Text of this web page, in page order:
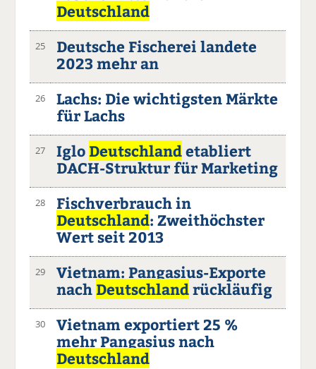
Deutschland
25
Deutsche Fischerei landete
2023 mehr an
26
Lachs: Die wichtigsten Märkte
für Lachs
27 Iglo Deutschlandetabliert
DACH-Struktur für Marketing
28
Fischverbrauch in
Deutschland: Zweithöchster
Wert seit 2013
29
Vietnam: Pangasius-Exporte
nach Deutschlandrückläufig
30
Vietnam exportiert 25 %
mehr Pangasius nach
Deutschland